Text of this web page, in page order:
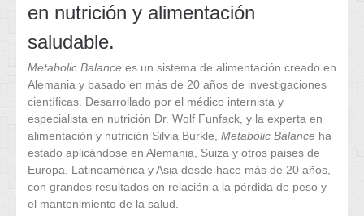
en nutrición y alimentación
saludable.
Metabolic Balance es un sistema de alimentación creado en
Alemania y basado en más de 20 años de investigaciones
científicas. Desarrollado por el médico internista y
especialista en nutrición Dr. Wolf Funfack, y la experta en
alimentación y nutrición Silvia Burkle, Metabolic Balance ha
estado aplicándose en Alemania, Suiza y otros paises de
Europa, Latinoamérica y Asia desde hace más de 20 años,
con grandes resultados en relación a la pérdida de peso y
el mantenimiento de la salud.